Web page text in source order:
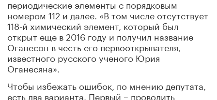
периодические элементы с порядковым
номером 112 и далее. «В том числе отсутствует
118-й химический элемент, который был
открыт еще в 2016 году и получил название
Оганесон в честь его первооткрывателя,
известного русского ученого Юрия
Оганесяна».
Чтобы избежать ошибок, по мнению депутата,
есть два варианта. Первый – проводить